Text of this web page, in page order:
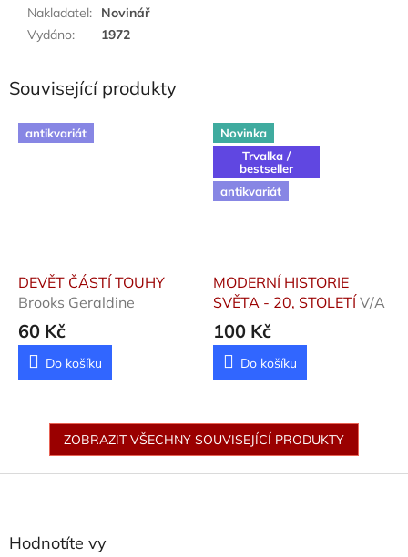
Nakladatel:
Novinář
Vydáno: 1972
Související produkty
antikvariát
DEVĚT ČÁSTÍ TOUHY
Brooks Geraldine
60 Kč
Do košíku
Novinka
Trvalka /
bestseller
antikvariát
MODERNÍ HISTORIE
SVĚTA - 20, STOLETÍ V/A
100 Kč
Do košíku
ZOBRAZIT VŠECHNY SOUVISEJÍCÍ PRODUKTY
Hodnotíte vy